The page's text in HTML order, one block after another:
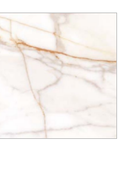
что делает ее
использовать ее как
так и на небольших